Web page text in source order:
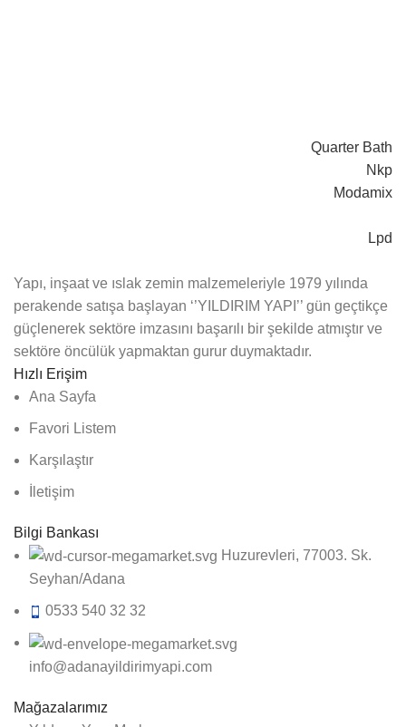
Quarter Bath
Nkp
Modamix
Lpd
Yapı, inşaat ve ıslak zemin malzemeleriyle 1979 yılında
perakende satışa başlayan ‘’YILDIRIM YAPI’’ gün geçtikçe
güçlenerek sektöre imzasını başarılı bir şekilde atmıştır ve
sektöre öncülük yapmaktan gurur duymaktadır.
Hızlı Erişim
Ana Sayfa
Favori Listem
Karşılaştır
İletişim
Bilgi Bankası
Huzurevleri, 77003. Sk.
Seyhan/Adana
0533 540 32 32
info@adanayildirimyapi.com
Mağazalarımız